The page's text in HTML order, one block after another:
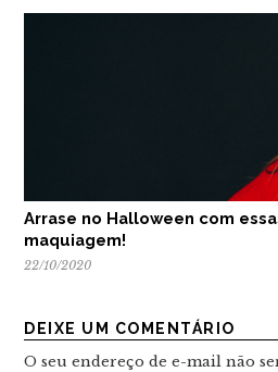
Arrase no Halloween com
maquiagem!
22/10/2020
DEIXE UM COMENTÁRIO
O seu endereço de e-mail não